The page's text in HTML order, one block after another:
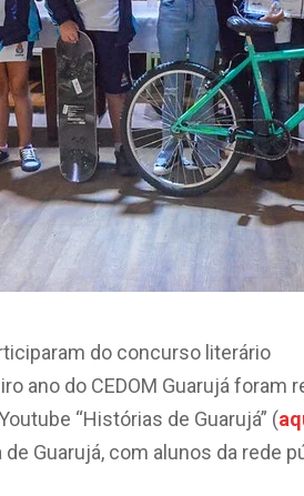
do concurso literário
ano do CEDOM Guarujá
“Histórias de Guarujá” (
Guarujá, com alunos da rede